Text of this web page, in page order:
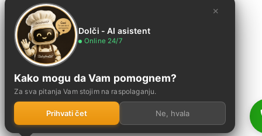
×
Dolči - AI asistent
Online 24/7
Kako mogu da Vam pomognem?
Za sva pitanja Vam stojim na raspolaganju.
Prihvati čet Ne, hvala